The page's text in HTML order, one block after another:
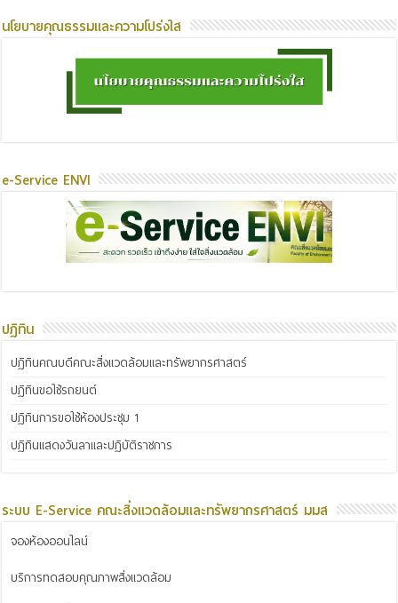
นโยบายคุณธรรมและความโปร่งใส
e-Service ENVI
ปฏิทิน
ปฏิทินคณบดีคณะสิ่งแวดล้อมและทรัพยากรศาสตร์
ปฏิทินขอใช้รถยนต์
ปฏิทินการขอใช้ห้องประชุม 1
ปฏิทินแสดงวันลาและปฏิบัติราชการ
ระบบ E-Service คณะสิ่งแวดล้อมและทรัพยากรศาสตร์ มมส
จองห้องออนไลน์
บริการทดสอบคุณภาพสิ่งแวดล้อม